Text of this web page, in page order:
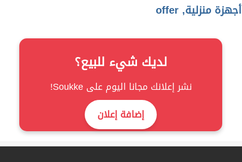
أجهزة منزلية, offer
لديك شيء للبيع؟
نشر إعلانك مجانا اليوم على Soukke!
إضافة إعلان